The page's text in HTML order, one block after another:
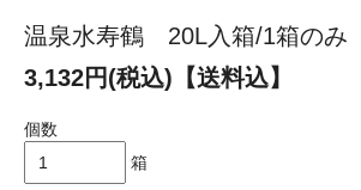
温泉水寿鶴 20L入箱/1箱のみ
3,132円(税込)【送料込】
個数
箱